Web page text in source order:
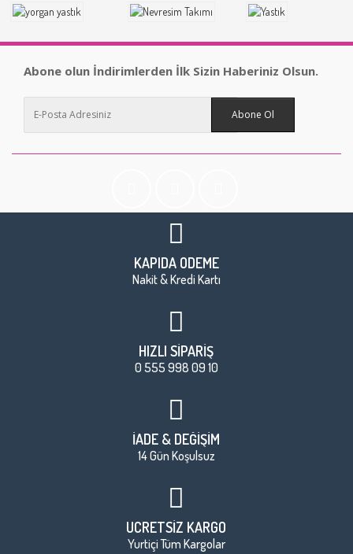
Abone olun İndirimlerden İlk Sizin Haberiniz Olsun.
Abone Ol
KAPIDA ÖDEME
Nakit & Kredi Kartı
HIZLI SİPARİŞ
0 555 998 09 10
İADE & DEĞİŞİM
14 Gün Koşulsuz
ÜCRETSİZ KARGO
Yurtiçi Tüm Kargolar